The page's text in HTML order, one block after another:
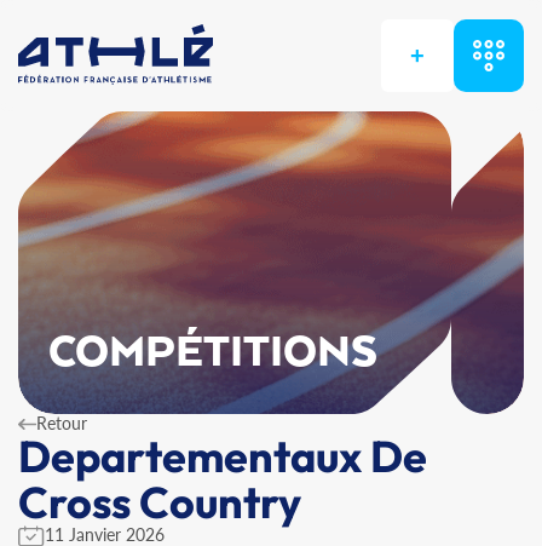
+
COMPÉTITIONS
Retour
Departementaux De
Cross Country
11 Janvier 2026